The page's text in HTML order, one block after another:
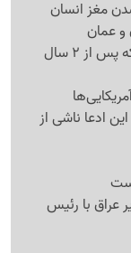
مغز انسان
و عمان
وداع اهالی سینما با مریم همتیان؛ بازیگری که پس از 2 سال
ادعا ناشی از
عراق با رئیس